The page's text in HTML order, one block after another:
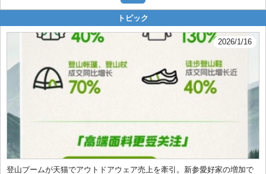
トピック
2026/1/16
登山ブームが天猫でアウトドアウェア売上を牽引。新参愛好家の増加で